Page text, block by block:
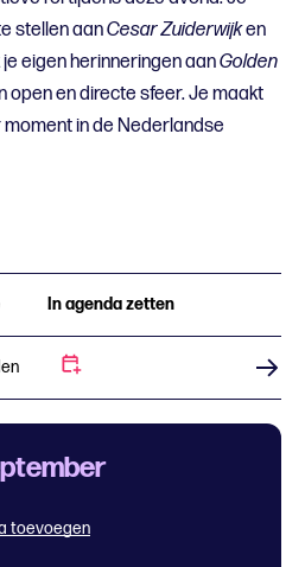
stellen aanCesar Zuiderwijken
je eigen herinneringen aanGolden
open en directe sfeer. Je maakt
in de Nederlandse
In agenda zetten
toevoegen